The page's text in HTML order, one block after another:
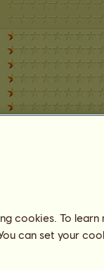
cookies. To learn
can set your